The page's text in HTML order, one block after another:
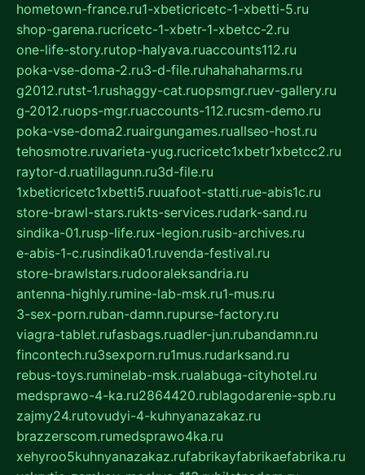
hometown-france.ru1-xbeticricetc-1-xbetti-5.ru
shop-garena.rucricetc-1-xbetr-1-xbetcc-2.ru
one-life-story.rutop-halyava.ruaccounts112.ru
poka-vse-doma-2.ru3-d-file.ruhahahaharms.ru
g2012.rutst-1.rushaggy-cat.ruopsmgr.ruev-gallery.ru
g-2012.ruops-mgr.ruaccounts-112.rucsm-demo.ru
poka-vse-doma2.ruairgungames.ruallseo-host.ru
tehosmotre.ruvarieta-yug.rucricetc1xbetr1xbetcc2.ru
raytor-d.ruatillagunn.ru3d-file.ru
1xbeticricetc1xbetti5.ruuafoot-statti.rue-abis1c.ru
store-brawl-stars.rukts-services.rudark-sand.ru
sindika-01.rusp-life.rux-legion.rusib-archives.ru
e-abis-1-c.rusindika01.ruvenda-festival.ru
store-brawlstars.rudooraleksandria.ru
antenna-highly.rumine-lab-msk.ru1-mus.ru
3-sex-porn.ruban-damn.rupurse-factory.ru
viagra-tablet.rufasbags.ruadler-jun.rubandamn.ru
fincontech.ru3sexporn.ru1mus.rudarksand.ru
rebus-toys.ruminelab-msk.rualabuga-cityhotel.ru
medsprawo-4-ka.ru2864420.rublagodarenie-spb.ru
zajmy24.rutovudyi-4-kuhnyanazakaz.ru
brazzerscom.rumedsprawo4ka.ru
xehyroo5kuhnyanazakaz.rufabrikayfabrikaefabrika.ru